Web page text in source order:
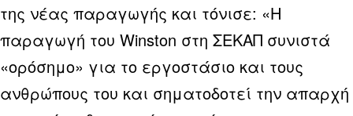
της νέας παραγωγής και τόνισε: «Η
παραγωγή του Winston στη ΣΕΚΑΠ συνιστά
«ορόσημο» για το εργοστάσιο και τους
ανθρώπους του και σηματοδοτεί την απαρχή